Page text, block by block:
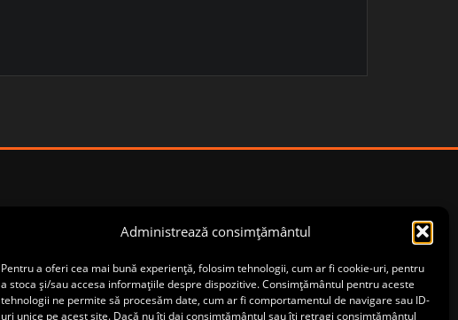
Administrează consimțământul
Pentru a oferi cea mai bună experiență, folosim tehnologii, cum ar fi cookie-uri, pentru
a stoca și/sau accesa informațiile despre dispozitive. Consimțământul pentru aceste
tehnologii ne permite să procesăm date, cum ar fi comportamentul de navigare sau ID-
uri unice pe acest site. Dacă nu îți dai consimțământul sau îți retragi consimțământul